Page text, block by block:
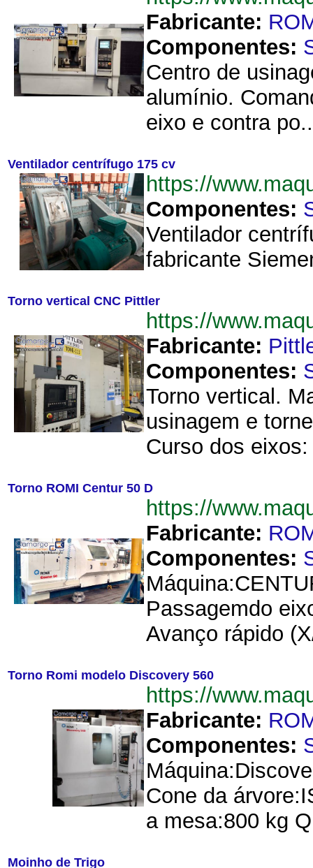
Fabricante:
Componentes:
Centro de
alumínio.
eixo e contra
Ventilador centrífugo 175 cv
https://
Componentes:
Ventilador
fabricante
Torno vertical CNC Pittler
https://
Fabricante:
Componentes:
Torno vertical.
usinagem e
Curso dos
Torno ROMI Centur 50 D
https://
Fabricante:
Componentes:
Passagemdo
Avanço rápido
Torno Romi modelo Discovery 560
https://
Fabricante:
Componentes:
Cone da
a mesa:800 kg
Moinho de Trigo